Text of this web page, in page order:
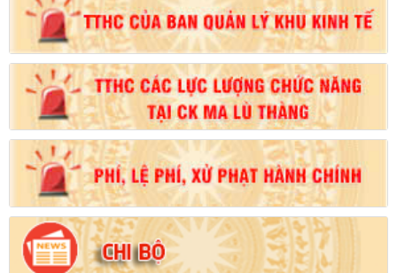
Số:102/2024/NĐ-CP
Tên:(Nghị định Quy định chi tiết thi hành một số điều của Luật
Đất đai)
Ngày ban hành: (21/08/2024)
Số:103/2024/NĐ-CP
Tên:(Nghị định Quy định về tiền sử dụng đất, tiền thuê đất)